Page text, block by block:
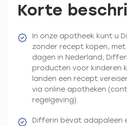
Korte
In onze apotheek kunt u
zonder recept kopen, met
dagen in Nederland;
producten voor kinderen
landen een recept
via online apotheken
regelgeving).
Differin bevat adapaleen